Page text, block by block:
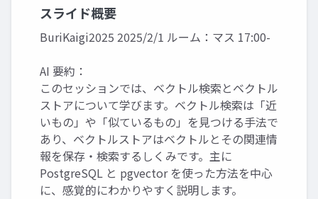
スライド概要
BuriKaigi2025 2025/2/1 ルーム：マス 17:00-
AI 要約：
このセッションでは、ベクトル検索とベクトル
ストアについて学びます。ベクトル検索は「近
いもの」や「似ているもの」を見つける手法で
あり、ベクトルストアはベクトルとその関連情
報を保存・検索するしくみです。主に
PostgreSQL と pgvector を使った方法を中心
に、感覚的にわかりやすく説明します。